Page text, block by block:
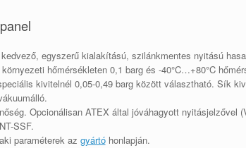
egyszerű kialakítású, szilánkmentes nyitású
hőmérsékleten 0,1 barg és -40°C…+80°C
kivitelnél 0,05-0,49 barg között választható. Sík
Opcionálisan ATEX által jóváhagyott nyitásjelzővel
SSF.
paraméterek az gyártóhonlapján.